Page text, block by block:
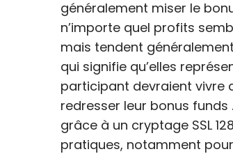
généralement miser le
n’importe quel profits
mais tendent
qui signifie qu’elles
participant devraient vivre
redresser leur bonus funds
grâce à un cryptage SSL
pratiques, notamment